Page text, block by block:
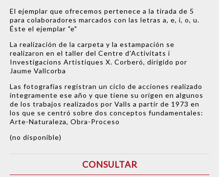
El ejemplar que ofrecemos pertenece a la tirada de 5
para colaboradores marcados con las letras a, e, i, o, u.
Éste el ejemplar "e"
La realización de la carpeta y la estampación se
realizaron en el taller del Centre d'Activitats i
Investigacions Artistiques X. Corberó, dirigido por
Jaume Vallcorba
Las fotografías registran un ciclo de acciones realizado
íntegramente ese año y que tiene su origen en algunos
de los trabajos realizados por Valls a partir de 1973 en
los que se centró sobre dos conceptos fundamentales:
Arte-Naturaleza, Obra-Proceso
(no disponible)
CONSULTAR